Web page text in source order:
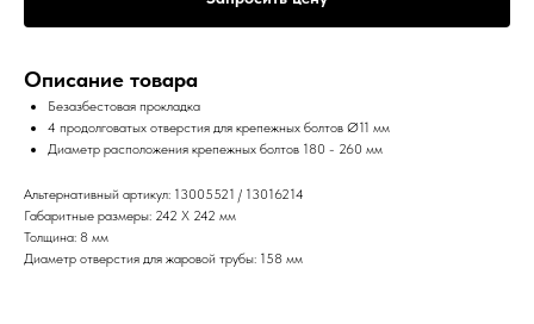
Описание товара
Безазбестовая прокладка
4 продолговатых отверстия для крепежных болтов Ø11 мм
Диаметр расположения крепежных болтов 180 - 260 мм
Альтернативный артикул: 13005521 / 13016214
Габаритные размеры: 242 X 242 мм
Толщина: 8 мм
Диаметр отверстия для жаровой трубы: 158 мм